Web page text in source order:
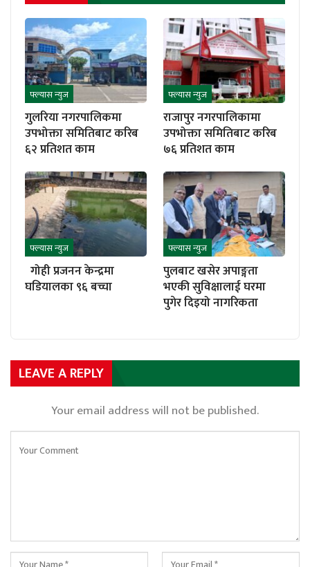
फ्ल्यास न्युज
गुलरिया नगरपालिकमा
उपभोक्ता समितिबाट करिब
६२ प्रतिशत काम
फ्ल्यास न्युज
राजापुर नगरपालिकामा
उपभोक्ता समितिबाट करिब
७६ प्रतिशत काम
फ्ल्यास न्युज
गोही प्रजनन केन्द्रमा
घडियालका ९६ बच्चा
फ्ल्यास न्युज
पुलबाट खसेर अपाङ्गता
भएकी सुविक्षालाई घरमा
पुगेर दिइयो नागरिकता
LEAVE A REPLY
Your email address will not be published.